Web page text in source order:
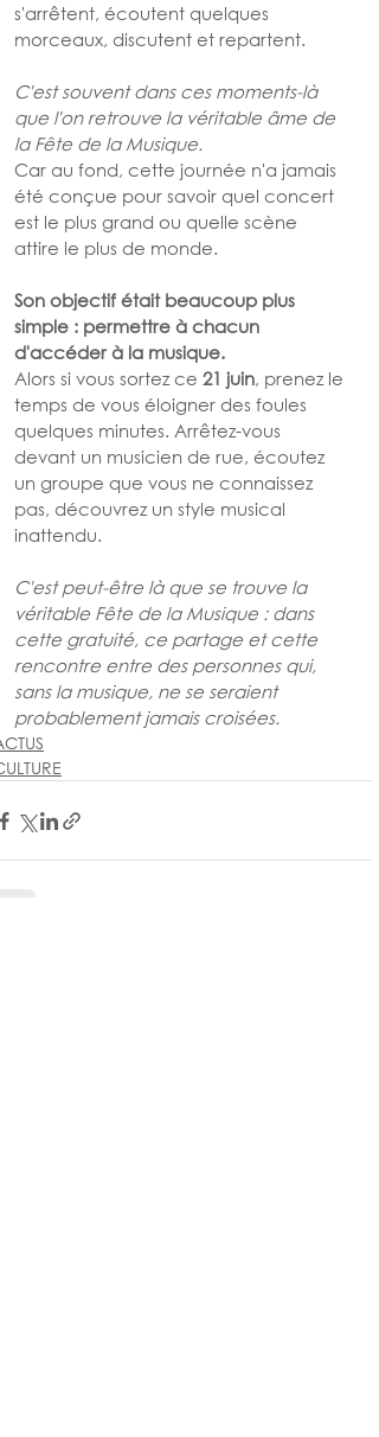
s'arrêtent, écoutent quelques
morceaux, discutent et repartent.
C'est souvent dans ces moments-là
que l'on retrouve la véritable âme de
la Fête de la Musique.
Car au fond, cette journée n'a jamais
été conçue pour savoir quel concert
est le plus grand ou quelle scène
attire le plus de monde.
Son objectif était beaucoup plus
simple : permettre à chacun
d'accéder à la musique.
Alors si vous sortez ce 21 juin, prenez le
temps de vous éloigner des foules
quelques minutes. Arrêtez-vous
devant un musicien de rue, écoutez
un groupe que vous ne connaissez
pas, découvrez un style musical
inattendu.
C'est peut-être là que se trouve la
véritable Fête de la Musique : dans
cette gratuité, ce partage et cette
rencontre entre des personnes qui,
sans la musique, ne se seraient
probablement jamais croisées.